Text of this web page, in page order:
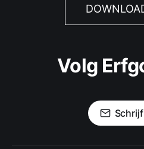
Volg